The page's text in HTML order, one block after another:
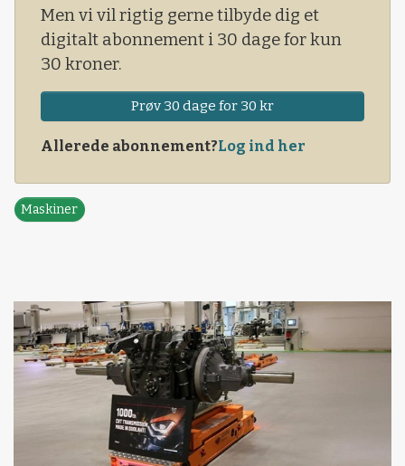
Men vi vil rigtig gerne tilbyde dig et
digitalt abonnement i 30 dage for kun
30 kroner.
Prøv 30 dage for 30 kr
Allerede abonnement?Log ind her
Maskiner